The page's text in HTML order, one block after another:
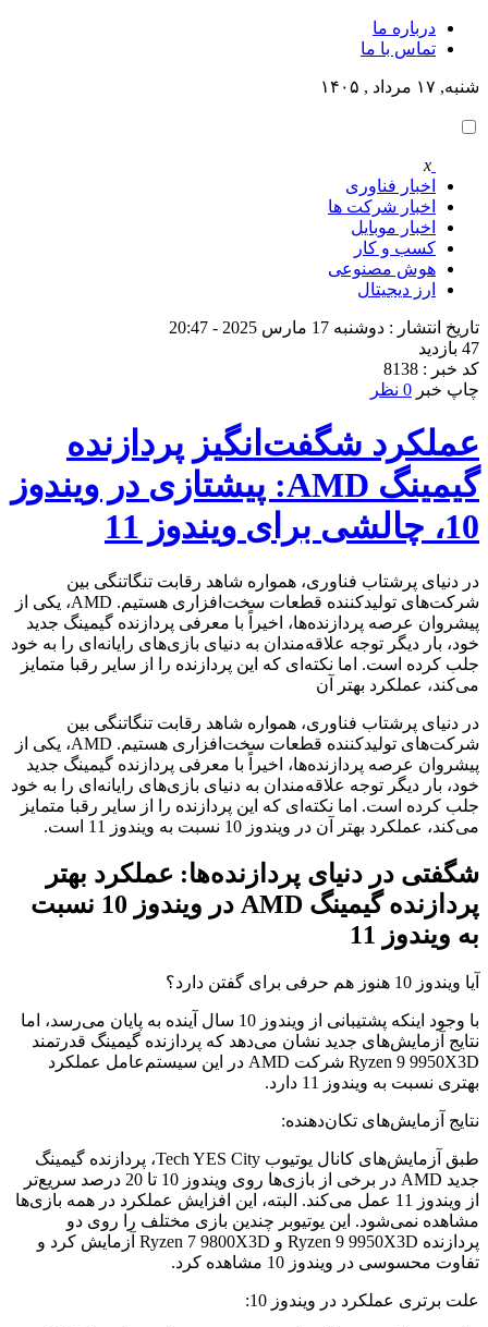
درباره ما
تماس با ما
شنبه, ۱۷ مرداد , ۱۴۰۵
x
اخبار فناوری
اخبار شرکت ها
اخبار موبایل
کسب و کار
هوش مصنوعی
ارز دیجیتال
تاریخ انتشار : دوشنبه 17 مارس 2025 - 20:47
47 بازدید
کد خبر : 8138
چاپ خبر 0 نظر
عملکرد شگفت‌انگیز پردازنده
گیمینگ AMD: پیشتازی در ویندوز
10، چالشی برای ویندوز 11
در دنیای پرشتاب فناوری، همواره شاهد رقابت تنگاتنگی بین
شرکت‌های تولیدکننده قطعات سخت‌افزاری هستیم. AMD، یکی از
پیشروان عرصه پردازنده‌ها، اخیراً با معرفی پردازنده گیمینگ جدید
خود، بار دیگر توجه علاقه‌مندان به دنیای بازی‌های رایانه‌ای را به خود
جلب کرده است. اما نکته‌ای که این پردازنده را از سایر رقبا متمایز
می‌کند، عملکرد بهتر آن
در دنیای پرشتاب فناوری، همواره شاهد رقابت تنگاتنگی بین
شرکت‌های تولیدکننده قطعات سخت‌افزاری هستیم. AMD، یکی از
پیشروان عرصه پردازنده‌ها، اخیراً با معرفی پردازنده گیمینگ جدید
خود، بار دیگر توجه علاقه‌مندان به دنیای بازی‌های رایانه‌ای را به خود
جلب کرده است. اما نکته‌ای که این پردازنده را از سایر رقبا متمایز
می‌کند، عملکرد بهتر آن در ویندوز 10 نسبت به ویندوز 11 است.
شگفتی در دنیای پردازنده‌ها: عملکرد بهتر
پردازنده گیمینگ AMD در ویندوز 10 نسبت
به ویندوز 11
آیا ویندوز 10 هنوز هم حرفی برای گفتن دارد؟
با وجود اینکه پشتیبانی از ویندوز 10 سال آینده به پایان می‌رسد، اما
نتایج آزمایش‌های جدید نشان می‌دهد که پردازنده گیمینگ قدرتمند
Ryzen 9 9950X3D شرکت AMD در این سیستم‌عامل عملکرد
بهتری نسبت به ویندوز 11 دارد.
نتایج آزمایش‌های تکان‌دهنده:
طبق آزمایش‌های کانال یوتیوب Tech YES City، پردازنده گیمینگ
جدید AMD در برخی از بازی‌ها روی ویندوز 10 تا 20 درصد سریع‌تر
از ویندوز 11 عمل می‌کند. البته، این افزایش عملکرد در همه بازی‌ها
مشاهده نمی‌شود. این یوتیوبر چندین بازی مختلف را روی دو
پردازنده Ryzen 9 9950X3D و Ryzen 7 9800X3D آزمایش کرد و
تفاوت محسوسی در ویندوز 10 مشاهده کرد.
علت برتری عملکرد در ویندوز 10: